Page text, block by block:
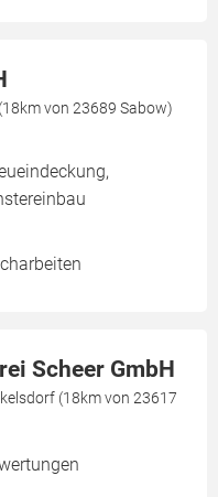
von 23689 Sabow)
Scheer GmbH
(18km von 23617